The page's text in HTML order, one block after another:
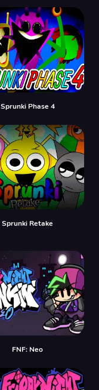
Sprunki Phase 4
Sprunki Retake
FNF: Neo